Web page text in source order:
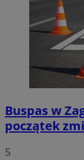
Buspas w
początek
5